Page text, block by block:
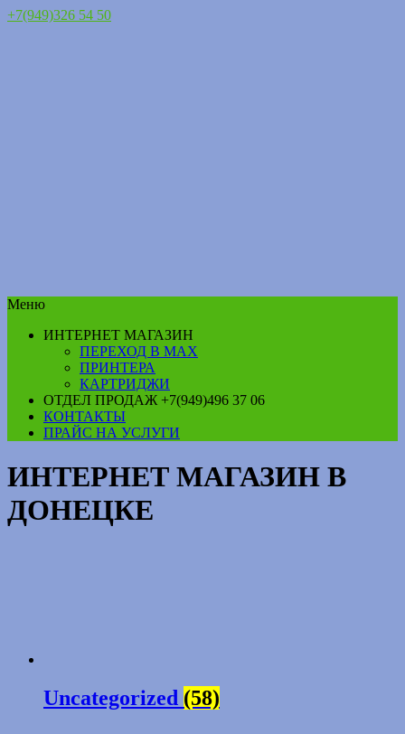
+7(949)326 54 50
Меню
ИНТЕРНЕТ МАГАЗИН
ПЕРЕХОД В MAX
ПРИНТЕРА
КАРТРИДЖИ
ОТДЕЛ ПРОДАЖ +7(949)496 37 06
КОНТАКТЫ
ПРАЙС НА УСЛУГИ
ИНТЕРНЕТ МАГАЗИН В
ДОНЕЦКЕ
Uncategorized (58)